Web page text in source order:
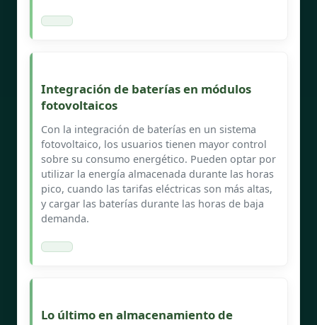
Integración de baterías en módulos
fotovoltaicos
Con la integración de baterías en un sistema
fotovoltaico, los usuarios tienen mayor control
sobre su consumo energético. Pueden optar por
utilizar la energía almacenada durante las horas
pico, cuando las tarifas eléctricas son más altas,
y cargar las baterías durante las horas de baja
demanda.
Lo último en almacenamiento de